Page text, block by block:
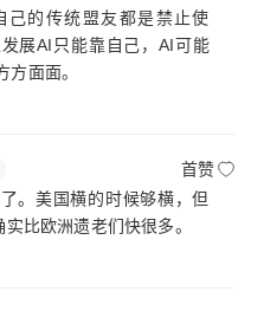
己的传统盟友都是禁止使
展AI只能靠自己，AI可能
面面。
首赞
。美国横的时候够横，但
比欧洲遗老们快很多。